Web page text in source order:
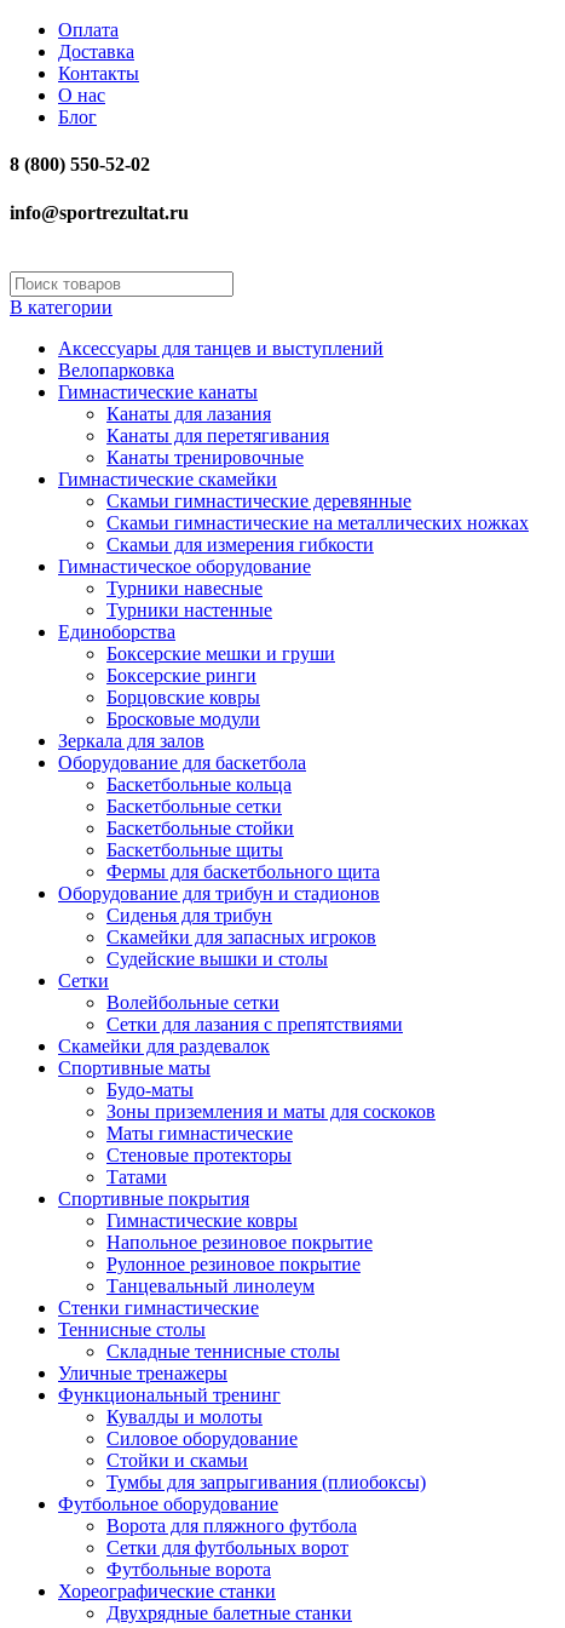
Оплата
Доставка
Контакты
О нас
Блог
8 (800) 550-52-02
info@sportrezultat.ru
В категории
Аксессуары для танцев и выступлений
Велопарковка
Гимнастические канаты
Канаты для лазания
Канаты для перетягивания
Канаты тренировочные
Гимнастические скамейки
Скамьи гимнастические деревянные
Скамьи гимнастические на металлических ножках
Скамьи для измерения гибкости
Гимнастическое оборудование
Турники навесные
Турники настенные
Единоборства
Боксерские мешки и груши
Боксерские ринги
Борцовские ковры
Бросковые модули
Зеркала для залов
Оборудование для баскетбола
Баскетбольные кольца
Баскетбольные сетки
Баскетбольные стойки
Баскетбольные щиты
Фермы для баскетбольного щита
Оборудование для трибун и стадионов
Сиденья для трибун
Скамейки для запасных игроков
Судейские вышки и столы
Сетки
Волейбольные сетки
Сетки для лазания с препятствиями
Скамейки для раздевалок
Спортивные маты
Будо-маты
Зоны приземления и маты для соскоков
Маты гимнастические
Стеновые протекторы
Татами
Спортивные покрытия
Гимнастические ковры
Напольное резиновое покрытие
Рулонное резиновое покрытие
Танцевальный линолеум
Стенки гимнастические
Теннисные столы
Складные теннисные столы
Уличные тренажеры
Функциональный тренинг
Кувалды и молоты
Силовое оборудование
Стойки и скамьи
Тумбы для запрыгивания (плиобоксы)
Футбольное оборудование
Ворота для пляжного футбола
Сетки для футбольных ворот
Футбольные ворота
Хореографические станки
Двухрядные балетные станки